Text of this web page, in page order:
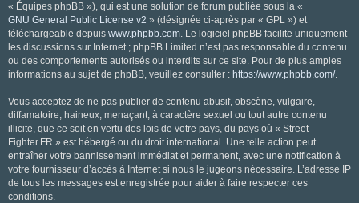
« Équipes phpBB »), qui est une solution de forum publiée sous la «
GNU General Public License v2 » (désignée ci-après par « GPL ») et
téléchargeable depuis www.phpbb.com. Le logiciel phpBB facilite uniquement
les discussions sur Internet ; phpBB Limited n’est pas responsable du contenu
ou des comportements autorisés ou interdits sur ce site. Pour de plus amples
informations au sujet de phpBB, veuillez consulter : https://www.phpbb.com/.
Vous acceptez de ne pas publier de contenu abusif, obscène, vulgaire,
diffamatoire, haineux, menaçant, à caractère sexuel ou tout autre contenu
illicite, que ce soit en vertu des lois de votre pays, du pays où « Street
Fighter.FR » est hébergé ou du droit international. Une telle action peut
entraîner votre bannissement immédiat et permanent, avec une notification à
votre fournisseur d’accès à Internet si nous le jugeons nécessaire. L’adresse IP
de tous les messages est enregistrée pour aider à faire respecter ces
conditions.